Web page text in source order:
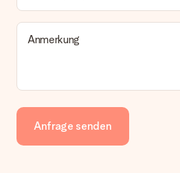
Anmerkung
Anfrage senden